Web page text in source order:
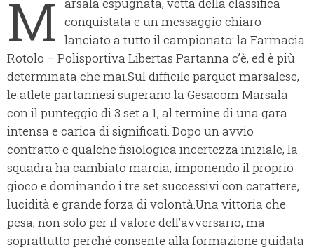
M conquistata e un messaggio chiaro
lanciato a tutto il campionato: la Farmacia
Rotolo – Polisportiva Libertas Partanna c’è, ed è più
determinata che mai.Sul difficile parquet marsalese,
le atlete partannesi superano la Gesacom Marsala
con il punteggio di 3 set a 1, al termine di una gara
intensa e carica di significati. Dopo un avvio
contratto e qualche fisiologica incertezza iniziale, la
squadra ha cambiato marcia, imponendo il proprio
gioco e dominando i tre set successivi con carattere,
lucidità e grande forza di volontà.Una vittoria che
pesa, non solo per il valore dell’avversario, ma
soprattutto perché consente alla formazione guidata